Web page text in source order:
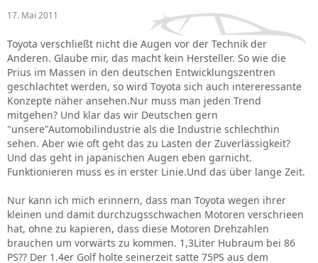
17. Mai 2011
Toyota verschließt nicht die Augen vor der Technik der
Anderen. Glaube mir, das macht kein Hersteller. So wie die
Prius im Massen in den deutschen Entwicklungszentren
geschlachtet werden, so wird Toyota sich auch intereressante
Konzepte näher ansehen.Nur muss man jeden Trend
mitgehen? Und klar das wir Deutschen gern
"unsere"Automobilindustrie als die Industrie schlechthin
sehen. Aber wie oft geht das zu Lasten der Zuverlässigkeit?
Und das geht in japanischen Augen eben garnicht.
Funktionieren muss es in erster Linie.Und das über lange Zeit.
Nur kann ich mich erinnern, dass man Toyota wegen ihrer
kleinen und damit durchzugsschwachen Motoren verschrieen
hat, ohne zu kapieren, dass diese Motoren Drehzahlen
brauchen um vorwärts zu kommen. 1,3Liter Hubraum bei 86
PS?? Der 1.4er Golf holte seinerzeit satte 75PS aus dem